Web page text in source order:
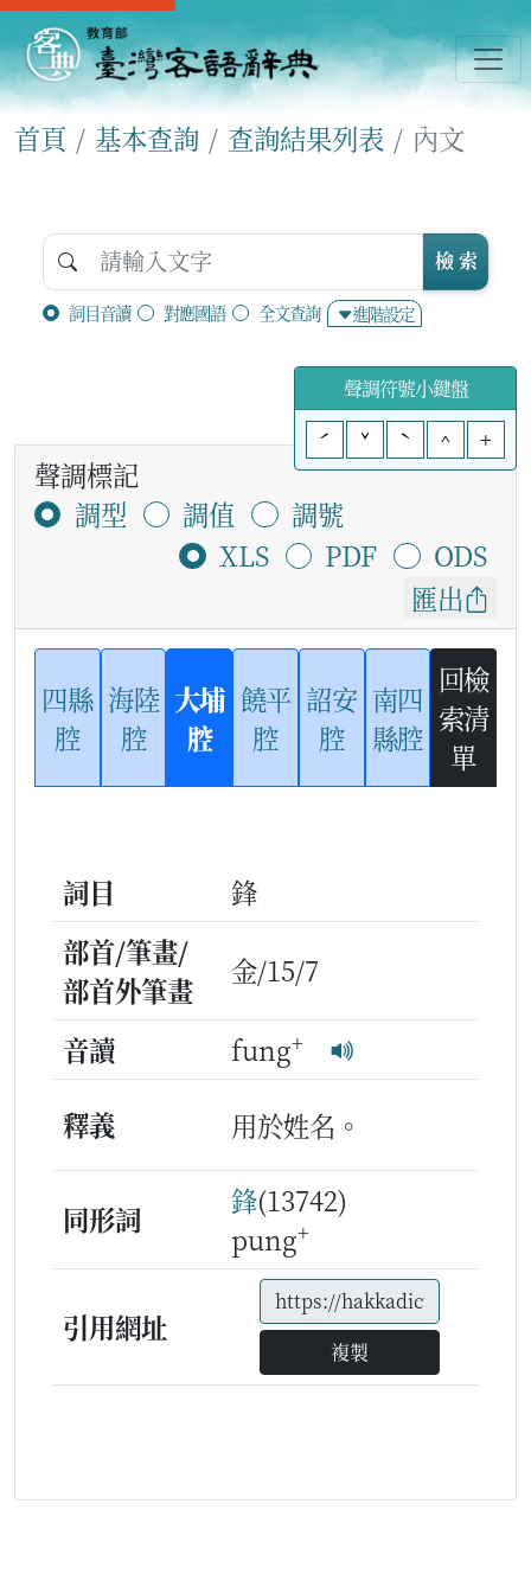
首頁 基本查詢 查詢結果列表 內文
詞目音讀 對應國語 全文查詢 進階設定
檢 索
聲調符號小鍵盤
ˊ
ˇ ˋ ^ +
聲調標記
調型
調值
調號
XLS
PDF
ODS
匯出
四縣
腔
海陸
腔
大埔
腔
饒平
腔
詔安
腔
南四
縣腔
回檢
索清
單
詞目
鋒
部首/筆畫/
部首外筆畫
金/15/7
音讀 fung+
釋義 用於姓名。
同形詞 鋒(13742)
pung+
引用網址
複製